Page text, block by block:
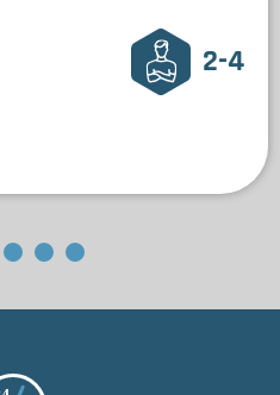
2-4